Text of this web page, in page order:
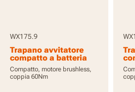
WX175.9
Trapano avvitatore
compatto a batteria
20V - senza batterie e
caricabatteria
Compatto, motore brushless,
coppia 60Nm